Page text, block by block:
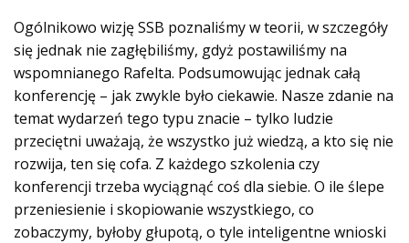
Ogólnikowo wizję SSB poznaliśmy w teorii, w szczegóły
się jednak nie zagłębiliśmy, gdyż postawiliśmy na
wspomnianego Rafelta. Podsumowując jednak całą
konferencję – jak zwykle było ciekawie. Nasze zdanie na
temat wydarzeń tego typu znacie – tylko ludzie
przeciętni uważają, że wszystko już wiedzą, a kto się nie
rozwija, ten się cofa. Z każdego szkolenia czy
konferencji trzeba wyciągnąć coś dla siebie. O ile ślepe
przeniesienie i skopiowanie wszystkiego, co
zobaczymy, byłoby głupotą, o tyle inteligentne wnioski